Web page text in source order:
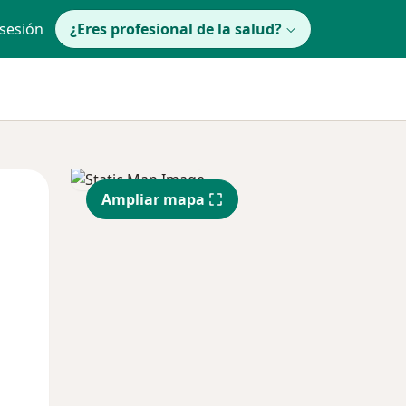
¿Eres profesional de la salud?
Mar
11 Ago
Mié
12 Ago
Ampliar mapa